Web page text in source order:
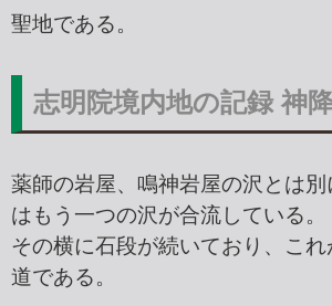
聖地である。
志明院境内地の記録 神
薬師の岩屋、鳴神岩屋の沢とは
はもう一つの沢が合流している。
その横に石段が続いており、これ
道である。